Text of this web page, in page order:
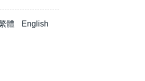
體
English